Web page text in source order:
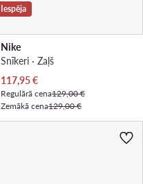
Iespēja
Nike
Snīkeri · Zaļš
Pašreizējā cena
117,95€
Regulārā cena129,00 €
Zemākā cena129,00 €